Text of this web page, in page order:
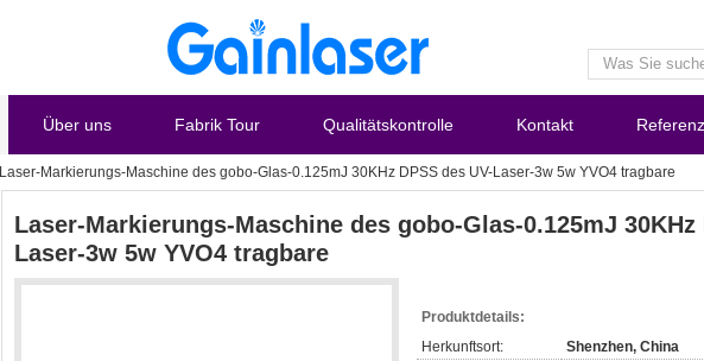
Über uns Fabrik Tour Qualitätskontrolle Kontakt
Laser-Markierungs-Maschine des gobo-Glas-0.125mJ 30KHz DPSS des UV-Laser-3w 5w YVO4 tragbare
Laser-Markierungs-Maschine des gobo-Glas-0.125mJ 30KHz
Laser-3w 5w YVO4 tragbare
Produktdetails:
Herkunftsort:
Shenzhen, China